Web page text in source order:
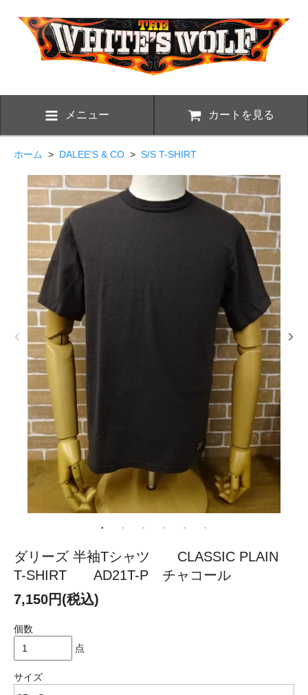
メニュー カートを見る
ホーム > DALEE'S & CO > S/S T-SHIRT
ダリーズ 半袖Tシャツ CLASSIC PLAIN
T-SHIRT AD21T-P チャコール
7,150円(税込)
個数
点
サイズ